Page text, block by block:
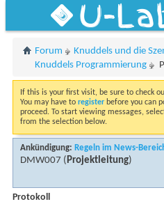
U-
Forum
Knuddels und die
Knuddels Programmierung
If this is your first visit, be sure to check
You may have to register before you can
proceed. To start viewing messages,
from the selection below.
Ankündigung: Regeln im News-
DMW007 (Projektleitung)
Protokoll